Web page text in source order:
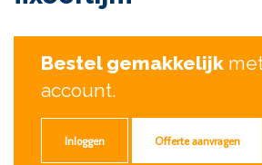
Bestel gemakkelijk
account.
Inloggen Offerte aanvragen